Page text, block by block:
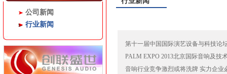
公司新闻
行业新闻
第十一届中国国际演艺设备与科技论
PALM EXPO 2013北京国际音响及技
音响行业竞争激烈或将洗牌 实力企业